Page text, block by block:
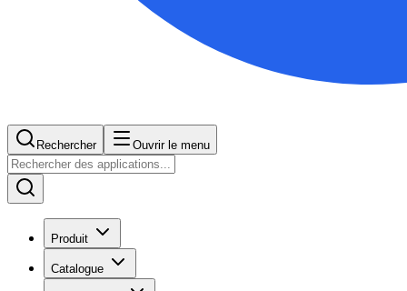
Rechercher Ouvrir le menu
Produit
Catalogue